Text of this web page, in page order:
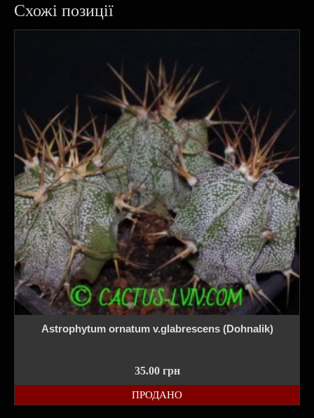
Схожі позиції
Astrophytum ornatum v.glabrescens (Dohnalik)
35.00 грн
ПРОДАНО